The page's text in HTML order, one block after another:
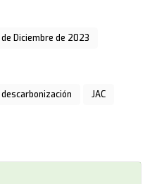
de Diciembre de 2023
descarbonización JAC